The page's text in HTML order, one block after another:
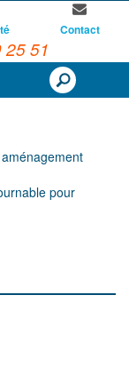
Contact
25 51
pour